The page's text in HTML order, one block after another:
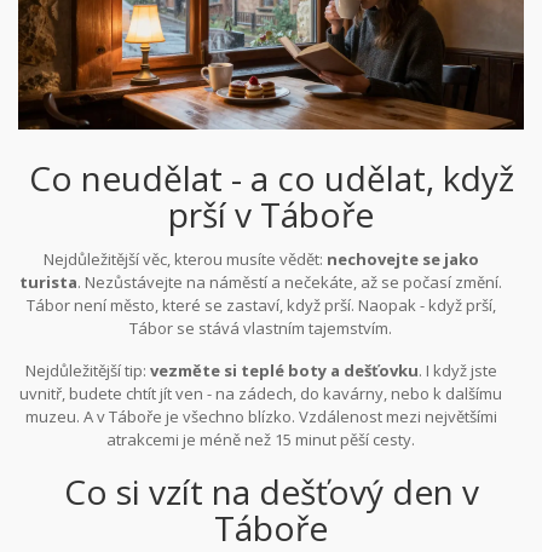
Co neudělat - a co udělat, když
prší v Táboře
Nejdůležitější věc, kterou musíte vědět: nechovejte se jako
turista. Nezůstávejte na náměstí a nečekáte, až se počasí změní.
Tábor není město, které se zastaví, když prší. Naopak - když prší,
Tábor se stává vlastním tajemstvím.
Nejdůležitější tip: vezměte si teplé boty a dešťovku. I když jste
uvnitř, budete chtít jít ven - na zádech, do kavárny, nebo k dalšímu
muzeu. A v Táboře je všechno blízko. Vzdálenost mezi největšími
atrakcemi je méně než 15 minut pěší cesty.
Co si vzít na dešťový den v
Táboře